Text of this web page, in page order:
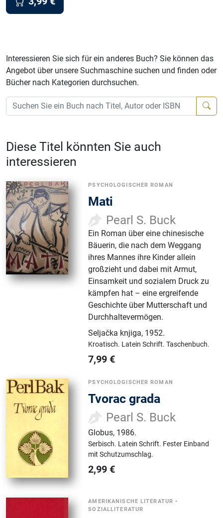
Interessieren Sie sich für ein anderes Buch? Sie können das
Angebot über unsere Suchmaschine suchen und finden oder
Bücher nach Kategorien durchsuchen.
Diese Titel könnten Sie auch
interessieren
PSYCHOLOGISCHER ROMAN
Mati
Pearl S. Buck
Ein Roman über eine chinesische
Bäuerin, die nach dem Weggang
ihres Mannes ihre Kinder allein
großzieht und dabei mit Armut,
Einsamkeit und sozialem Druck zu
kämpfen hat – eine ergreifende
Geschichte über Mutterschaft und
Durchhaltevermögen.
Seljačka knjiga, 1952.
Kroatisch. Latein Schrift.Taschenbuch.
7,99 €
PSYCHOLOGISCHER ROMAN
Tvorac grada
Pearl S. Buck
Globus, 1986.
Serbisch. Latein Schrift. Fester Einband
mit Schutzumschlag.
2,99 €
AMERIKANISCHE LITERATUR •
SOZIALLITERATUR